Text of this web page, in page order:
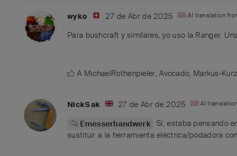
wyko 27 de Abr de 2025 AI translation
Para bushcraft y similares, yo uso la Ranger.
A MichaelRothenpieler,Avocado, Markus-Kurz
NickSak 27 de Abr de 2025 AI
Emesserhandwerk
Sí, estaba pensando
sustituir a la herramienta eléctrica/podadora